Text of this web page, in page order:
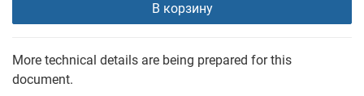
В корзину
More technical details are being prepared for this
document.